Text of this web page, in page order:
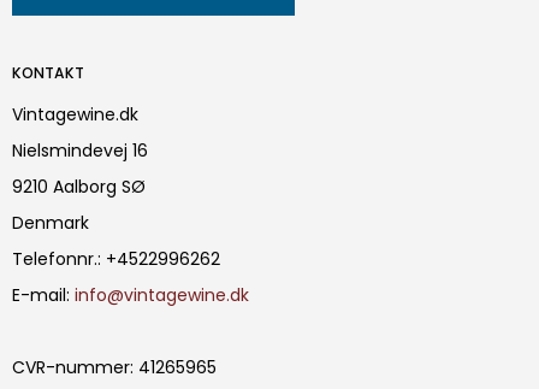
KONTAKT
Vintagewine.dk
Nielsmindevej 16
9210 Aalborg SØ
Denmark
Telefonnr.: +4522996262
E-mail: info@vintagewine.dk
CVR-nummer: 41265965